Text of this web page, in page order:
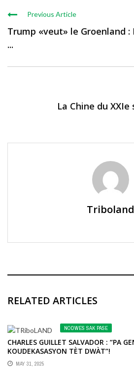
Previous Article
Trump «veut» le Groenland :
...
La Chine du
Triboland
RELATED ARTICLES
NODWES SAK PASE
CHARLES GUILLET SALVADOR : “PA
KOUDEKASASYON TÈT DWÀT”!
MAY 31, 2025